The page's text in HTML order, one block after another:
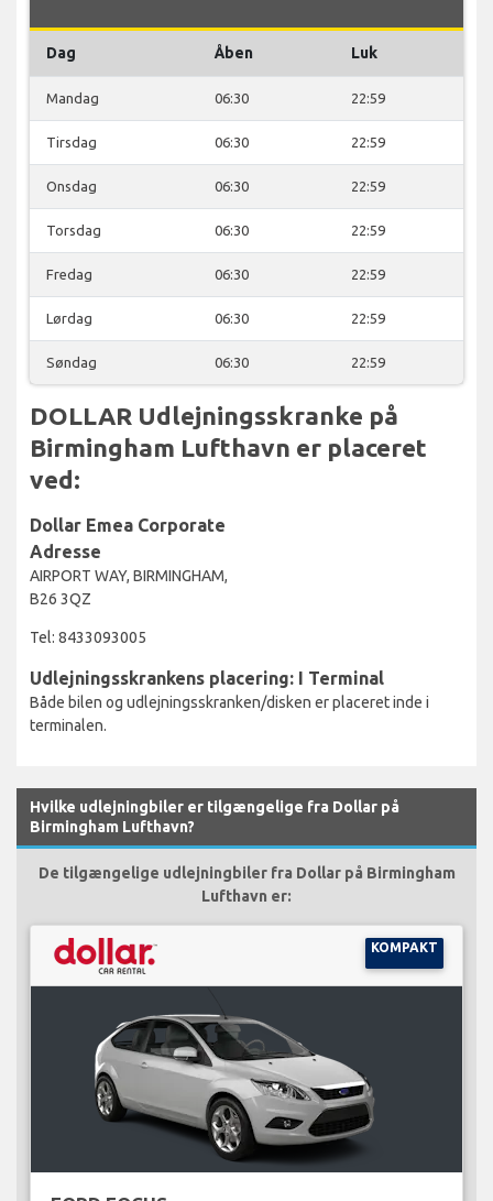
Dag Åben Luk
Mandag 06:30 22:59
Tirsdag 06:30 22:59
Onsdag 06:30 22:59
Torsdag 06:30 22:59
Fredag 06:30 22:59
Lørdag 06:30 22:59
Søndag 06:30 22:59
DOLLAR Udlejningsskranke på
Birmingham Lufthavn er placeret
ved:
Dollar Emea Corporate
Adresse
AIRPORT WAY, BIRMINGHAM,
B26 3QZ
Tel: 8433093005
Udlejningsskrankens placering: I Terminal
Både bilen og udlejningsskranken/disken er placeret inde i
terminalen.
Hvilke udlejningbiler er tilgængelige fra Dollar på
Birmingham Lufthavn?
De tilgængelige udlejningbiler fra Dollar på Birmingham
Lufthavn er:
KOMPAKT